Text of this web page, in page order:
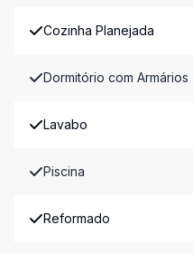
Cozinha Planejada
Dormitório com Armários
Lavabo
Piscina
Reformado